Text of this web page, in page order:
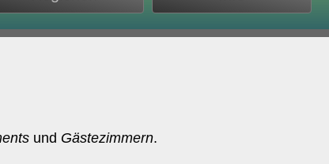
und Gästezimmern.